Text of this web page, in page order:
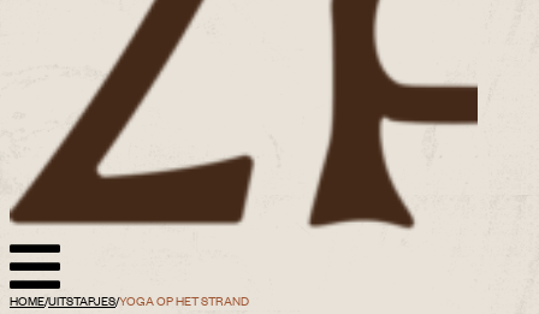
HOME/UITSTAPJES/YOGA OP HET STRAND